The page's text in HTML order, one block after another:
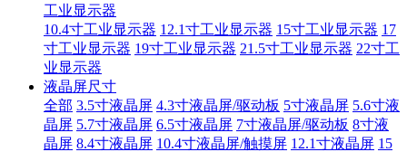
工业显示器
10.4寸工业显示器 12.1寸工业显示器 15寸工业显示器 17
寸工业显示器 19寸工业显示器 21.5寸工业显示器 22寸工
业显示器
液晶屏尺寸
全部 3.5寸液晶屏 4.3寸液晶屏/驱动板 5寸液晶屏 5.6寸液
晶屏 5.7寸液晶屏 6.5寸液晶屏 7寸液晶屏/驱动板 8寸液
晶屏 8.4寸液晶屏 10.4寸液晶屏/触摸屏 12.1寸液晶屏 15